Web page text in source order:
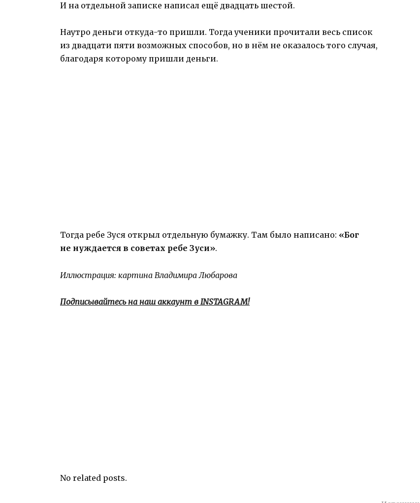
И на отдельной записке написал ещё двадцать шестой.
Наутро деньги откуда-то пришли. Тогда ученики прочитали весь список
из двадцати пяти возможных способов, но в нём не оказалось того случая,
благодаря которому пришли деньги.
Тогда ребе Зуся открыл отдельную бумажку. Там было написано: «Бог
не нуждается в советах ребе Зуси».
Иллюстрация: картина Владимира Любарова
Подписывайтесь на наш аккаунт в INSTAGRAM!
No related posts.